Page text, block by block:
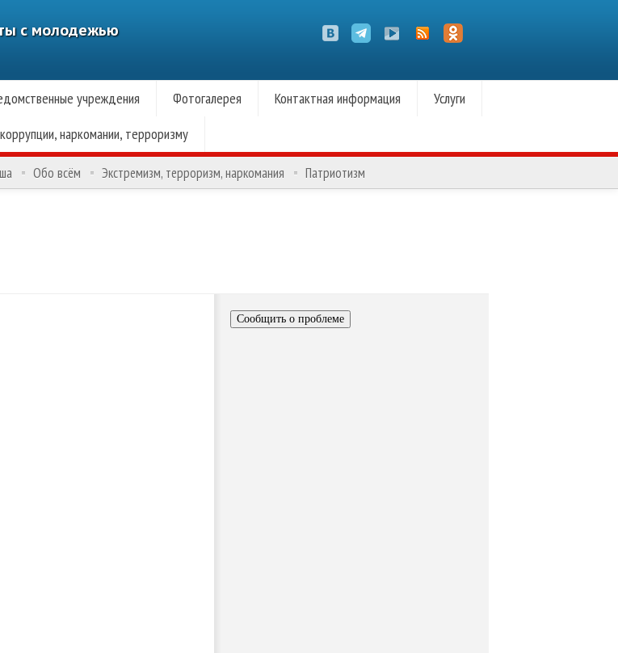
с молодежью
учреждения Фотогалерея Контактная информация
Услуги
наркомании, терроризму
Обо всём Экстремизм, терроризм, наркомания Патриотизм
Сообщить о проблеме